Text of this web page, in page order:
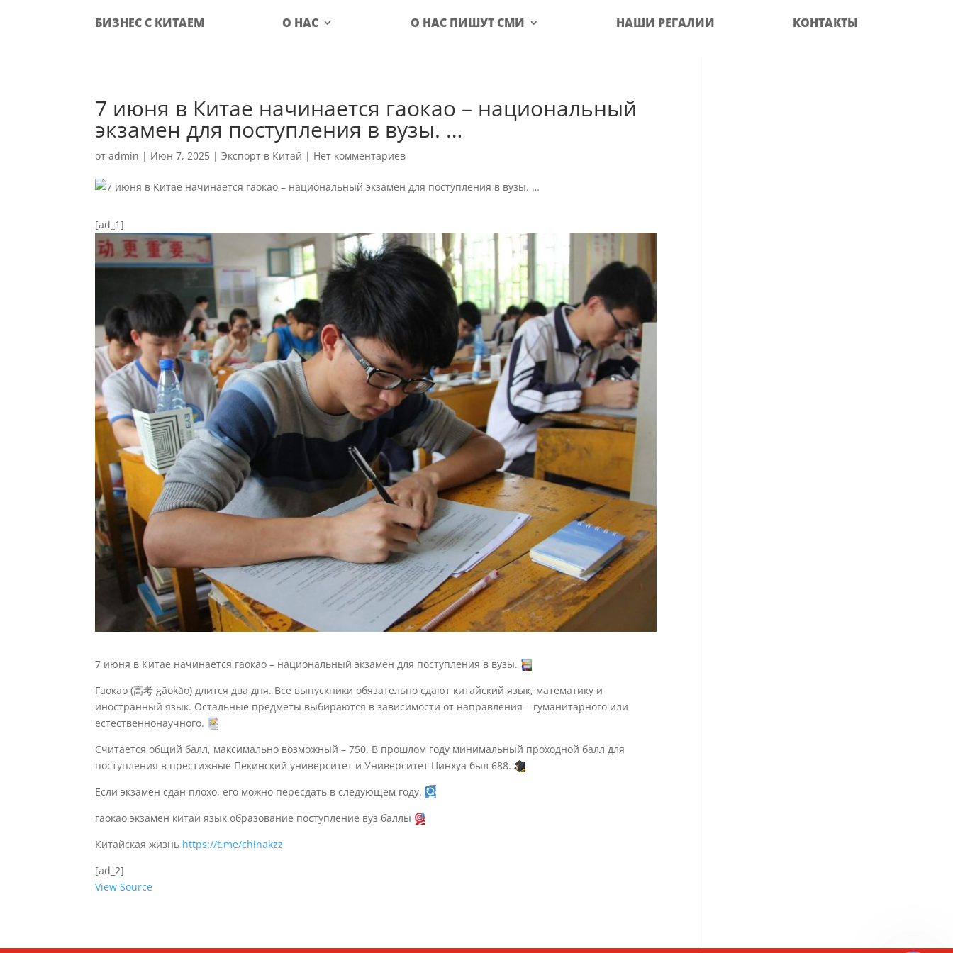
БИЗНЕС С КИТАЕМ О НАС О НАС ПИШУТ СМИ НАШИ РЕГАЛИИ КОНТАКТЫ
7 июня в Китае начинается гаокао – национальный
экзамен для поступления в вузы. …
отadmin | Июн 7, 2025 |Экспорт в Китай | Нет комментариев
[ad_1]
7 июня в Китае начинается гаокао – национальный экзамен для поступления в вузы.
Гаокао (高考 gāokǎo) длится два дня. Все выпускники обязательно сдают китайский язык, математику и
иностранный язык. Остальные предметы выбираются в зависимости от направления – гуманитарного или
естественнонаучного.
Считается общий балл, максимально возможный – 750. В прошлом году минимальный проходной балл для
поступления в престижные Пекинский университет и Университет Цинхуа был 688.
Если экзамен сдан плохо, его можно пересдать в следующем году.
гаокао экзамен китай язык образование поступление вуз баллы
Китайская жизнь https://t.me/chinakzz
[ad_2]
View Source